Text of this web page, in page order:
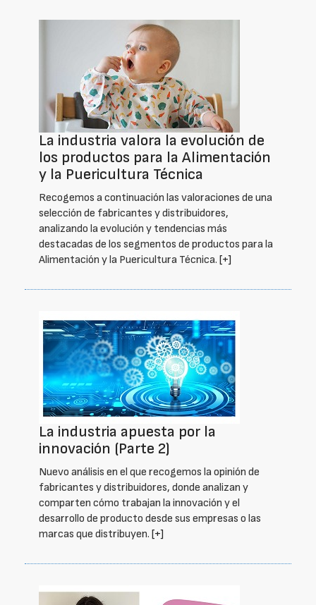
La industria valora la evolución de
los productos para la Alimentación
y la Puericultura Técnica
Recogemos a continuación las valoraciones de una
selección de fabricantes y distribuidores,
analizando la evolución y tendencias más
destacadas de los segmentos de productos para la
Alimentación y la Puericultura Técnica. [+]
La industria apuesta por la
innovación (Parte 2)
Nuevo análisis en el que recogemos la opinión de
fabricantes y distribuidores, donde analizan y
comparten cómo trabajan la innovación y el
desarrollo de producto desde sus empresas o las
marcas que distribuyen. [+]